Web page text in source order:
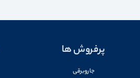
پرفروش ها
جاروبرقی